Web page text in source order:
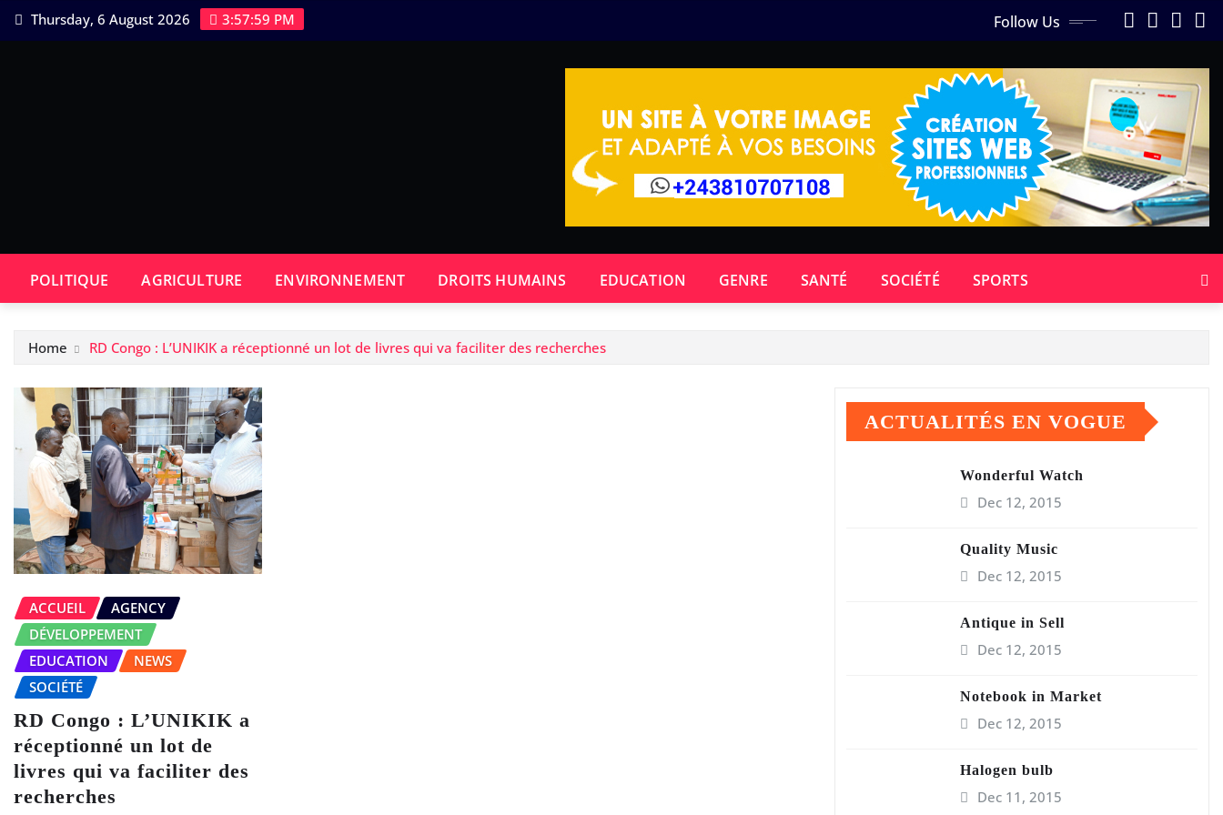
Skip Thursday, 6 August 2026 3:57:59 PM Follow Us
POLITIQUE AGRICULTURE ENVIRONNEMENT DROITS HUMAINS EDUCATION GENRE SANTÉ SOCIÉTÉ SPORTS
Home RD Congo : L’UNIKIK a réceptionné un lot de livres qui va faciliter des recherches
ACCUEIL
AGENCY
DÉVELOPPEMENT
EDUCATION
NEWS
SOCIÉTÉ
RD Congo : L’UNIKIK a
réceptionné un lot de
livres qui va faciliter des
recherches
ACTUALITÉS EN VOGUE
Wonderful Watch
Dec 12, 2015
Quality Music
Dec 12, 2015
Antique in Sell
Dec 12, 2015
Notebook in Market
Dec 12, 2015
Halogen bulb
Dec 11, 2015